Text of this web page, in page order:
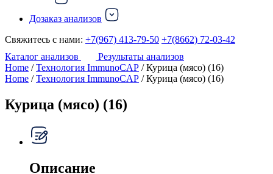
Дозаказ анализов
Свяжитесь с нами: +7(967) 413-79-50 +7(8662) 72-03-42
Каталог анализов
Результаты анализов
Home /Технология ImmunoCAP / Курица (мясо) (16)
Home /Технология ImmunoCAP / Курица (мясо) (16)
Курица (мясо) (16)
Описание